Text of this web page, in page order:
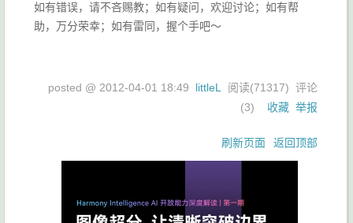
如有错误，请不吝赐教；如有疑问，欢迎讨论；如有帮
助，万分荣幸；如有雷同，握个手吧～
posted @ 2012-04-01 18:49 littleL 阅读(71317) 评论
(3) 收藏 举报
刷新页面 返回顶部